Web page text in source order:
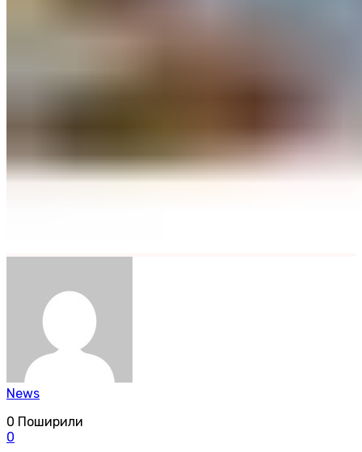
News
0 Поширили
0